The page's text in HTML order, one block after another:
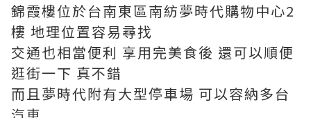
錦霞樓位於台南東區南紡夢時代購物中心2
樓 地理位置容易尋找
交通也相當便利 享用完美食後 還可以順便
逛街一下 真不錯
而且夢時代附有大型停車場 可以容納多台